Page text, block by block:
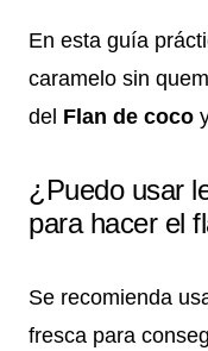
En esta guía
caramelo sin
del Flan de coco
¿Puedo usar
para hacer el
Se recomienda
fresca para